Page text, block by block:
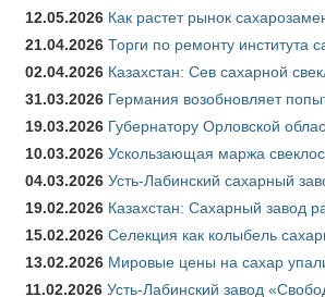
12.05.2026 Как растет рынок
21.04.2026 Торги по ремонту института
02.04.2026 Казахстан: Сев сахарной
31.03.2026 Германия возобновляет
19.03.2026 Губернатору Орловской
10.03.2026 Ускользающая маржа
04.03.2026 Усть-Лабинский сахарный
19.02.2026 Казахстан: Сахарный завод
15.02.2026 Селекция как колыбель
13.02.2026 Мировые цены на сахар
11.02.2026 Усть-Лабинский завод